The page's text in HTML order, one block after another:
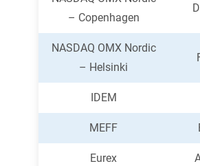
– Copenhagen
NASDAQ OMX Nordic
– Helsinki
IDEM
MEFF
Eurex